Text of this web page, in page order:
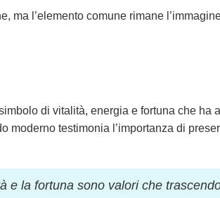
ma l’elemento comune rimane
di vitalità, energia e fortuna che ha
testimonia l’importanza di
e la fortuna sono valori che